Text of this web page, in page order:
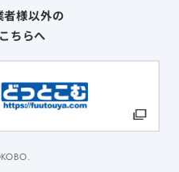
者様以外の
ちらへ